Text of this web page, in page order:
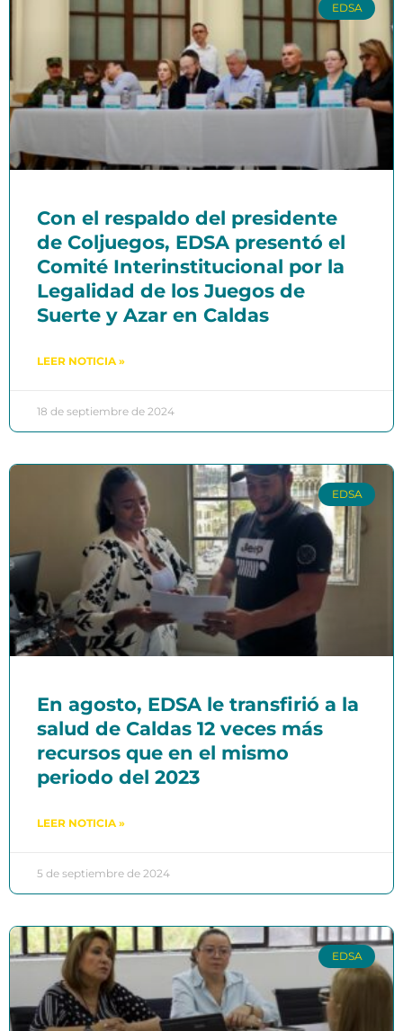
EDSA
Con el respaldo del presidente
de Coljuegos, EDSA presentó el
Comité Interinstitucional por la
Legalidad de los Juegos de
Suerte y Azar en Caldas
LEER NOTICIA »
18 de septiembre de 2024
EDSA
En agosto, EDSA le transfirió a la
salud de Caldas 12 veces más
recursos que en el mismo
periodo del 2023
LEER NOTICIA »
5 de septiembre de 2024
EDSA